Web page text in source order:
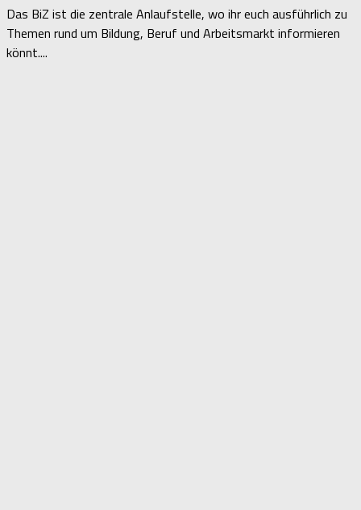
Das BiZ ist die zentrale Anlaufstelle, wo ihr euch ausführlich zu
Themen rund um Bildung, Beruf und Arbeitsmarkt informieren
könnt....